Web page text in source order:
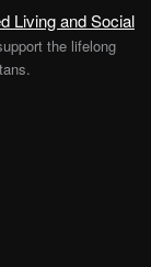
Living and Social
the lifelong